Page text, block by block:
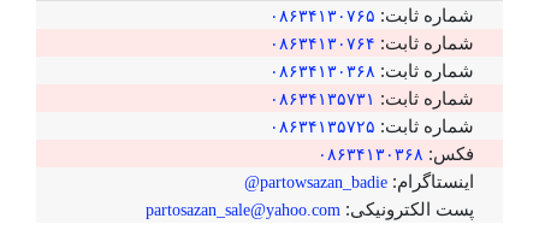
شماره ثابت: ۰۸۶۳۴۱۳۰۷۶۵
شماره ثابت: ۰۸۶۳۴۱۳۰۷۶۴
شماره ثابت: ۰۸۶۳۴۱۳۰۳۶۸
شماره ثابت: ۰۸۶۳۴۱۳۵۷۳۱
شماره ثابت: ۰۸۶۳۴۱۳۵۷۲۵
فکس: ۰۸۶۳۴۱۳۰۳۶۸
اینستاگرام: partowsazan_badie@
پست الکترونیکی: partosazan_sale@yahoo.com